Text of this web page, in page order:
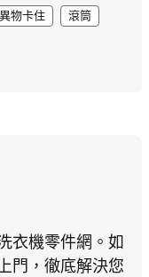
異物卡住 滾筒
衣機零件網。如
門，徹底解決您